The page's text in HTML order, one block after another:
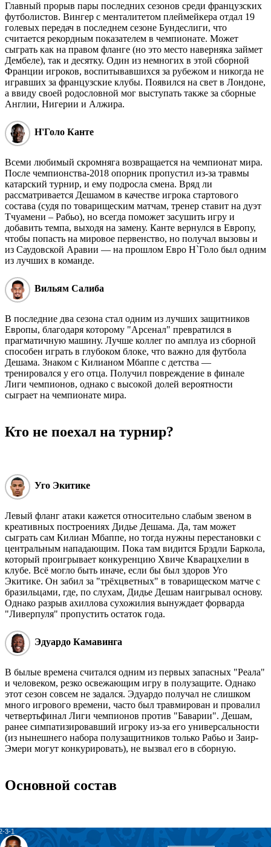
Главный прорыв пары последних сезонов среди французских
футболистов. Вингер с менталитетом плеймейкера отдал 19
голевых передач в последнем сезоне Бундеслиги, что
считается рекордным показателем в чемпионате. Может
сыграть как на правом фланге (но это место наверняка займет
Дембеле), так и десятку. Один из немногих в этой сборной
Франции игроков, воспитывавшихся за рубежом и никогда не
игравших за французские клубы. Появился на свет в Лондоне,
а ввиду своей родословной мог выступать также за сборные
Англии, Нигерии и Алжира.
Н'Голо Канте
Всеми любимый скромняга возвращается на чемпионат мира.
После чемпионства-2018 опорник пропустил из-за травмы
катарский турнир, и ему подросла смена. Вряд ли
рассматривается Дешамом в качестве игрока стартового
состава (судя по товарищеским матчам, тренер ставит на дуэт
Тчуамени – Рабьо), но всегда поможет засушить игру и
добавить темпа, выходя на замену. Канте вернулся в Европу,
чтобы попасть на мировое первенство, но получал вызовы и
из Саудовской Аравии — на прошлом Евро Н`Голо был одним
из лучших в команде.
Вильям Салиба
В последние два сезона стал одним из лучших защитников
Европы, благодаря которому "Арсенал" превратился в
прагматичную машину. Лучше коллег по амплуа из сборной
способен играть в глубоком блоке, что важно для футбола
Дешама. Знаком с Килианом Мбаппе с детства —
тренировался у его отца. Получил повреждение в финале
Лиги чемпионов, однако с высокой долей вероятности
сыграет на чемпионате мира.
Кто не поехал на турнир?
Уго Экитике
Левый фланг атаки кажется относительно слабым звеном в
креативных построениях Дидье Дешама. Да, там может
сыграть сам Килиан Мбаппе, но тогда нужны перестановки с
центральным нападающим. Пока там видится Брэдли Баркола,
который проигрывает конкуренцию Хвиче Кварацхелии в
клубе. Всё могло быть иначе, если бы был здоров Уго
Экитике. Он забил за "трёхцветных" в товарищеском матче с
бразильцами, где, по слухам, Дидье Дешам наигрывал основу.
Однако разрыв ахиллова сухожилия вынуждает форварда
"Ливерпуля" пропустить остаток года.
Эдуардо Камавинга
В былые времена считался одним из первых запасных "Реала"
и человеком, резко освежающим игру в полузащите. Однако
этот сезон совсем не задался. Эдуардо получал не слишком
много игрового времени, часто был травмирован и провалил
четвертьфинал Лиги чемпионов против "Баварии". Дешам,
ранее симпатизировавший игроку из-за его универсальности
(из нынешнего набора полузащитников только Рабьо и Заир-
Эмери могут конкурировать), не вызвал его в сборную.
Основной состав
3-1